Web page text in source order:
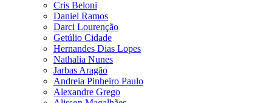
Cris Beloni
Daniel Ramos
Darci Lourenção
Getúlio Cidade
Hernandes Dias Lopes
Nathalia Nunes
Jarbas Aragão
Andreia Pinheiro Paulo
Alexandre Grego